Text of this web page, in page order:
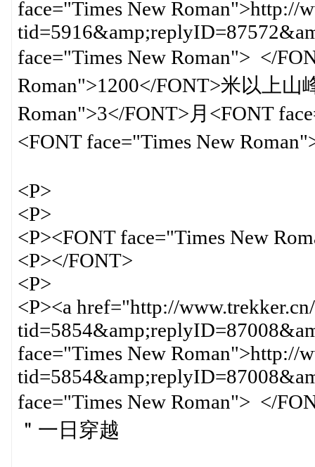
face="Times New Roman">http://
face="Times New Roman"> </
Roman">1200</FONT>米以上山
Roman">3</FONT>月<FONT
<FONT face="Times New
<P>
<P>
<P><FONT face="Times New
<P></FONT>
<P>
<P><a href="http://
face="Times New Roman">http://
face="Times New Roman"> </
＂一日穿越